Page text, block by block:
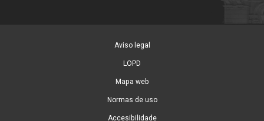
Aviso legal
LOPD
Mapa web
Normas de uso
Accesibilidade